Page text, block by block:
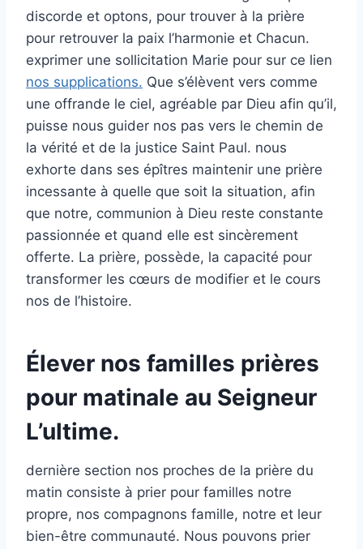
discorde et optons, pour trouver à la prière
pour retrouver la paix l’harmonie et Chacun.
exprimer une sollicitation Marie pour sur ce lien
nos supplications. Que s’élèvent vers comme
une offrande le ciel, agréable par Dieu afin qu’il,
puisse nous guider nos pas vers le chemin de
la vérité et de la justice Saint Paul. nous
exhorte dans ses épîtres maintenir une prière
incessante à quelle que soit la situation, afin
que notre, communion à Dieu reste constante
passionnée et quand elle est sincèrement
offerte. La prière, possède, la capacité pour
transformer les cœurs de modifier et le cours
nos de l’histoire.
Élever nos familles prières
pour matinale au Seigneur
L’ultime.
dernière section nos proches de la prière du
matin consiste à prier pour familles notre
propre, nos compagnons famille, notre et leur
bien-être communauté. Nous pouvons prier